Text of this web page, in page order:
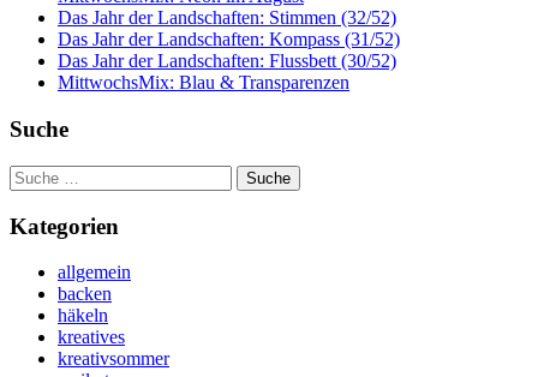
Das Jahr der Landschaften: Stimmen (32/52)
Das Jahr der Landschaften: Kompass (31/52)
Das Jahr der Landschaften: Flussbett (30/52)
MittwochsMix: Blau & Transparenzen
Suche
Suche
nach:
Kategorien
allgemein
backen
häkeln
kreatives
kreativsommer